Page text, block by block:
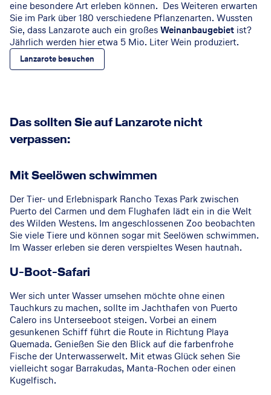
eine besondere Art erleben können. Des Weiteren erwarten
Sie im Park über 180 verschiedene Pflanzenarten. Wussten
Sie, dass Lanzarote auch ein großesWeinanbaugebiet ist?
Jährlich werden hier etwa 5 Mio. Liter Wein produziert.
Lanzarote besuchen
Das sollten Sie auf Lanzarote nicht
verpassen:
Mit Seelöwen schwimmen
Der Tier- und Erlebnispark Rancho Texas Park zwischen
Puerto del Carmen und dem Flughafen lädt ein in die Welt
des Wilden Westens. Im angeschlossenen Zoo beobachten
Sie viele Tiere und können sogar mit Seelöwen schwimmen.
Im Wasser erleben sie deren verspieltes Wesen hautnah.
U-Boot-Safari
Wer sich unter Wasser umsehen möchte ohne einen
Tauchkurs zu machen, sollte im Jachthafen von Puerto
Calero ins Unterseeboot steigen. Vorbei an einem
gesunkenen Schiff führt die Route in Richtung Playa
Quemada. Genießen Sie den Blick auf die farbenfrohe
Fische der Unterwasserwelt. Mit etwas Glück sehen Sie
vielleicht sogar Barrakudas, Manta-Rochen oder einen
Kugelfisch.